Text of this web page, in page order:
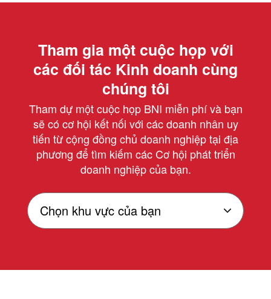
Tham gia một cuộc họp với
các đối tác Kinh doanh cùng
chúng tôi
Tham dự một cuộc họp BNI miễn phí và bạn
sẽ có cơ hội kết nối với các doanh nhân uy
tiến từ cộng đồng chủ doanh nghiệp tại địa
phương để tìm kiếm các Cơ hội phát triển
doanh nghiệp của bạn.